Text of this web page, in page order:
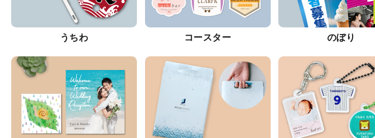
うちわ コースター のぼり